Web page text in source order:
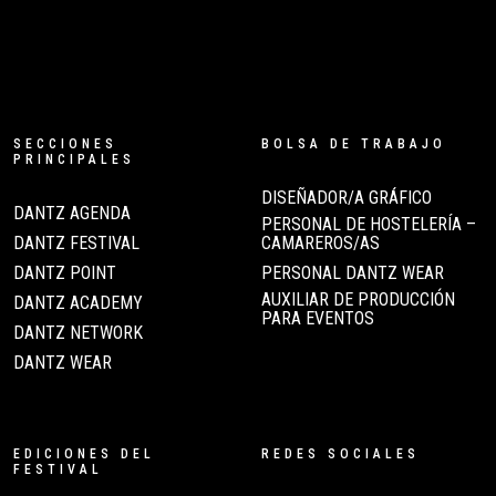
SECCIONES
PRINCIPALES
DANTZ AGENDA
DANTZ FESTIVAL
DANTZ POINT
DANTZ ACADEMY
DANTZ NETWORK
DANTZ WEAR
BOLSA DE TRABAJO
DISEÑADOR/A GRÁFICO
PERSONAL DE HOSTELERÍA –
CAMAREROS/AS
PERSONAL DANTZ WEAR
AUXILIAR DE PRODUCCIÓN
PARA EVENTOS
EDICIONES DEL
FESTIVAL
REDES SOCIALES